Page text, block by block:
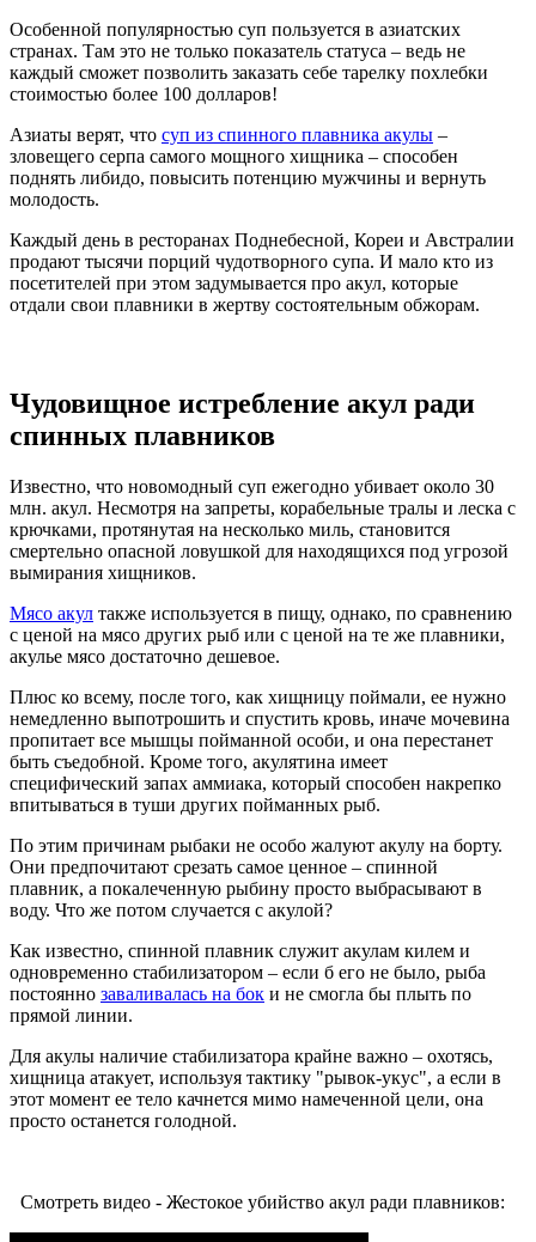
Особенной популярностью суп пользуется в азиатских
странах. Там это не только показатель статуса – ведь не
каждый сможет позволить заказать себе тарелку похлебки
стоимостью более 100 долларов!
Азиаты верят, что суп из спинного плавника акулы –
зловещего серпа самого мощного хищника – способен
поднять либидо, повысить потенцию мужчины и вернуть
молодость.
Каждый день в ресторанах Поднебесной, Кореи и Австралии
продают тысячи порций чудотворного супа. И мало кто из
посетителей при этом задумывается про акул, которые
отдали свои плавники в жертву состоятельным обжорам.
Чудовищное истребление акул ради
спинных плавников
Известно, что новомодный суп ежегодно убивает около 30
млн. акул. Несмотря на запреты, корабельные тралы и леска с
крючками, протянутая на несколько миль, становится
смертельно опасной ловушкой для находящихся под угрозой
вымирания хищников.
Мясо акул также используется в пищу, однако, по сравнению
с ценой на мясо других рыб или с ценой на те же плавники,
акулье мясо достаточно дешевое.
Плюс ко всему, после того, как хищницу поймали, ее нужно
немедленно выпотрошить и спустить кровь, иначе мочевина
пропитает все мышцы пойманной особи, и она перестанет
быть съедобной. Кроме того, акулятина имеет
специфический запах аммиака, который способен накрепко
впитываться в туши других пойманных рыб.
По этим причинам рыбаки не особо жалуют акулу на борту.
Они предпочитают срезать самое ценное – спинной
плавник, а покалеченную рыбину просто выбрасывают в
воду. Что же потом случается с акулой?
Как известно, спинной плавник служит акулам килем и
одновременно стабилизатором – если б его не было, рыба
постоянно заваливалась на бок и не смогла бы плыть по
прямой линии.
Для акулы наличие стабилизатора крайне важно – охотясь,
хищница атакует, используя тактику "рывок-укус", а если в
этот момент ее тело качнется мимо намеченной цели, она
просто останется голодной.
Смотреть видео - Жестокое убийство акул ради плавников: